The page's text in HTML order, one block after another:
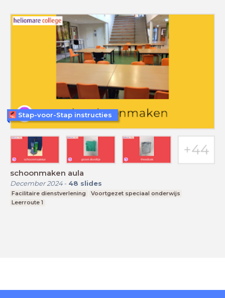
schoonmaken aula
December 2024- 48 slides
Facilitaire dienstverlening
Voortgezet speciaal onderwijs
Leerroute 1
Stap-voor-Stap instructies